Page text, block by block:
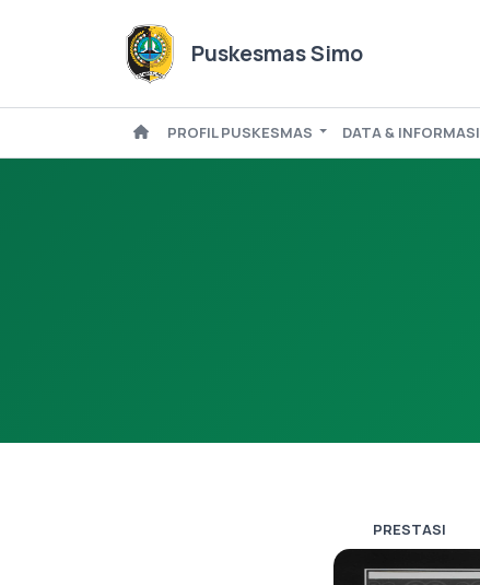
Puskesmas Simo
PROFIL PUSKESMAS DATA & INFORMASI
PRESTASI